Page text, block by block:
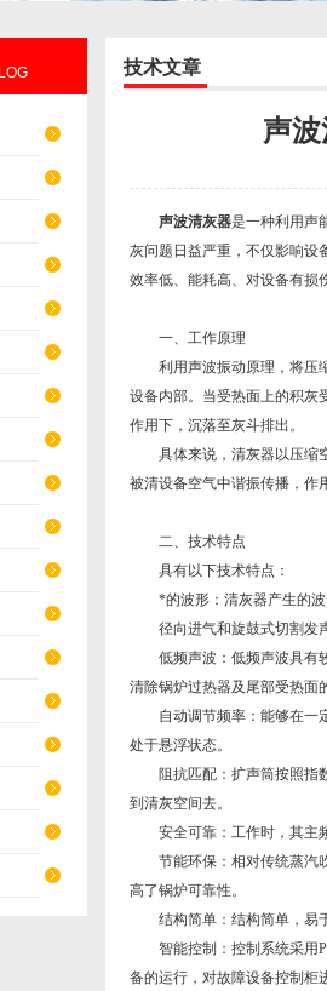
技术文章
声
声波清灰器是一种利用声
灰问题日益严重，不仅影响设
效率低、能耗高、对设备有损
一、工作原理
利用声波振动原理，将压缩
设备内部。当受热面上的积灰
作用下，沉落至灰斗排出。
具体来说，清灰器以压缩空
被清设备空气中谐振传播，作
二、技术特点
具有以下技术特点：
*的波形：清灰器产生的波
径向进气和旋鼓式切割发
低频声波：低频声波具有较
清除锅炉过热器及尾部受热面
自动调节频率：能够在一定
处于悬浮状态。
阻抗匹配：扩声筒按照指数
到清灰空间去。
安全可靠：工作时，其主频
节能环保：相对传统蒸汽吹
高了锅炉可靠性。
结构简单：结构简单，易于
智能控制：控制系统采用
备的运行，对故障设备控制柜